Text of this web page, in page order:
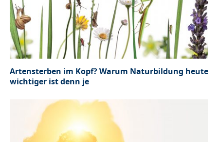
Artensterben im Kopf? Warum Naturbildung heute
wichtiger ist denn je